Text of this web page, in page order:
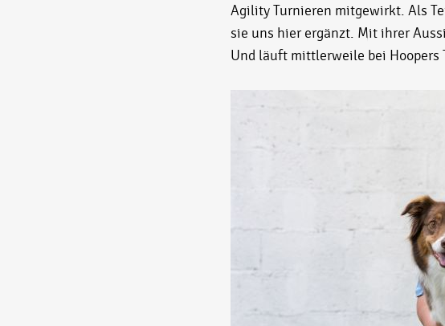
Agility Turnieren mitgewirkt. Als
sie uns hier ergänzt. Mit ihrer
Und läuft mittlerweile bei